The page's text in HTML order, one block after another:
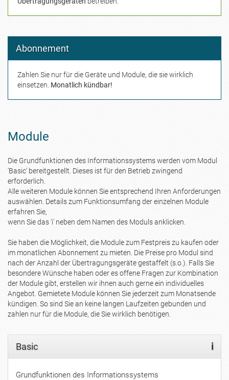
Abonnement
Zahlen Sie nur für die Geräte und Module, die sie wirklich
einsetzen. Monatlich kündbar!
Module
Die Grundfunktionen des Informationssystems werden vom Modul
'Basic' bereitgestellt. Dieses ist für den Betrieb zwingend
erforderlich.
Alle weiteren Module können Sie entsprechend Ihren Anforderungen
auswählen. Details zum Funktionsumfang der einzelnen Module
erfahren Sie,
wenn Sie das 'i' neben dem Namen des Moduls anklicken.
Sie haben die Möglichkeit, die Module zum Festpreis zu kaufen oder
im monatlichen Abonnement zu mieten. Die Preise pro Modul sind
nach der Anzahl der Übertragungsgeräte gestaffelt (s.o.). Falls Sie
besondere Wünsche haben oder es offene Fragen zur Kombination
der Module gibt, erstellen wir ihnen auch gerne ein individuelles
Angebot. Gemietete Module können Sie jederzeit zum Monatsende
kündigen. So sind Sie an keine langen Laufzeiten gebunden und
zahlen nur für die Module, die Sie wirklich benötigen.
Basic i
Grundfunktionen des Informationssystems